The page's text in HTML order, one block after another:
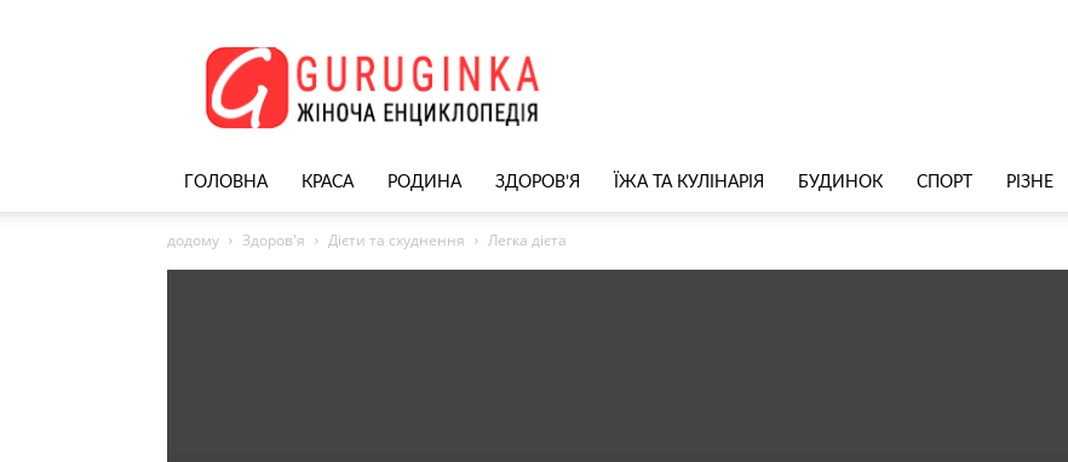
Жіночий
сайт
nekrasivyh.net
ГОЛОВНА КРАСА РОДИНА ЗДОРОВ’Я ЇЖА ТА КУЛІНАРІЯ БУДИНОК СПОРТ РІЗНЕ
додому Здоров'я Дієти та схуднення Легка дієта